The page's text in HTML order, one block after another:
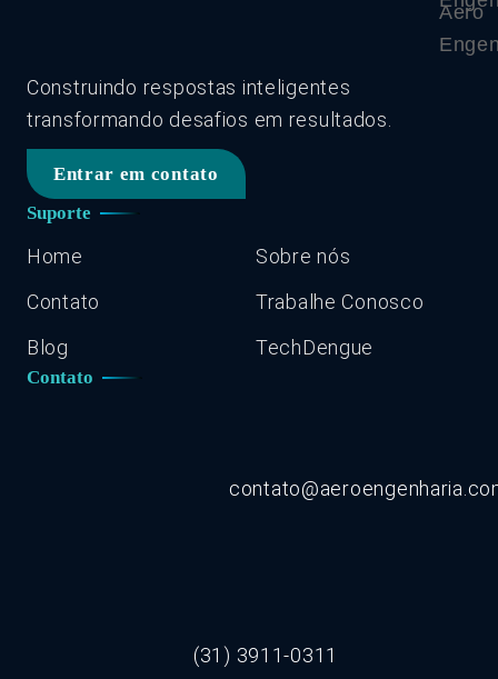
Construindo respostas inteligentes
transformando desafios em resultados.
Entrar em contato
Suporte
Home
Sobre nós
Contato
Trabalhe Conosco
Blog
TechDengue
Contato
(31) 3911-0311